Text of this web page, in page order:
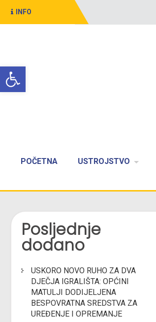
Open toolbar
INFO
POČETNA USTROJSTVO
Posljednje
dodano
USKORO NOVO RUHO ZA DVA
DJEČJA IGRALIŠTA: OPĆINI
MATULJI DODIJELJENA
BESPOVRATNA SREDSTVA ZA
UREĐENJE I OPREMANJE